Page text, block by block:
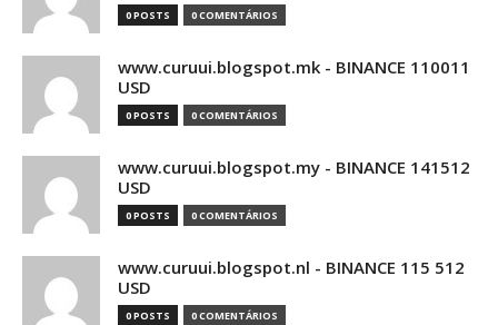
0 POSTS 0 COMENTÁRIOS
www.curuui.blogspot.mk - BINANCE 110011
USD
0 POSTS 0 COMENTÁRIOS
www.curuui.blogspot.my - BINANCE 141512
USD
0 POSTS 0 COMENTÁRIOS
www.curuui.blogspot.nl - BINANCE 115 512
USD
0 POSTS 0 COMENTÁRIOS